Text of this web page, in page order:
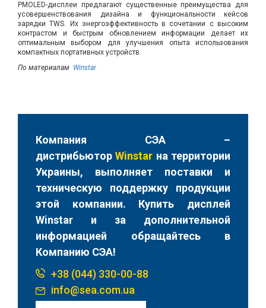
PMOLED-дисплеи предлагают существенные преимущества для
усовершенствования дизайна и функциональности кейсов
зарядки TWS. Их энергоэффективность в сочетании с высоким
контрастом и быстрым обновлением информации делает их
оптимальным выбором для улучшения опыта использования
компактных портативных устройств.
По материалам Winstar
Компания СЭА –
дистрибьюторWinstar на территории
Украины, выполняет поставки и
техническую поддержку продукции
этой компании. Купить дисплей
Winstar и за дополнительной
информацией обращайтесь в
Компанию СЭА!
+38 (044) 330-00-88
info@sea.com.ua